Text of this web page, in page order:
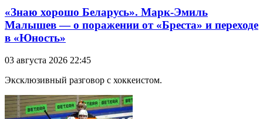
«Знаю хорошо Беларусь». Марк-Эмиль
Малышев — о поражении от «Бреста» и переходе
в «Юность»
03 августа 2026 22:45
Эксклюзивный разговор с хоккеистом.